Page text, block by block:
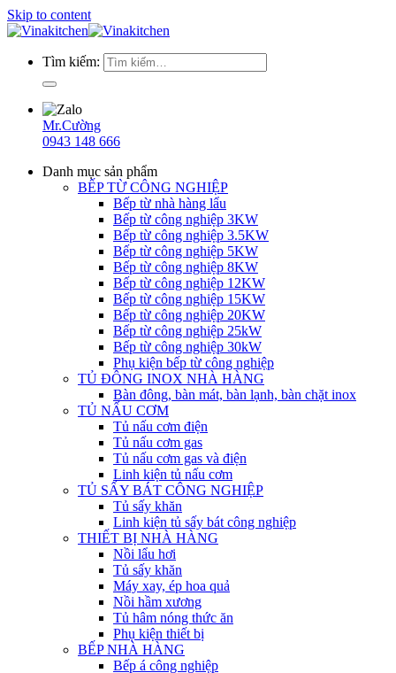
Skip to content
Tìm kiếm:
Mr.Cường
0943 148 666
Danh mục sản phẩm
BẾP TỪ CÔNG NGHIỆP
Bếp từ nhà hàng lẩu
Bếp từ công nghiệp 3KW
Bếp từ công nghiệp 3.5KW
Bếp từ công nghiệp 5KW
Bếp từ công nghiệp 8KW
Bếp từ công nghiệp 12KW
Bếp từ công nghiệp 15KW
Bếp từ công nghiệp 20KW
Bếp từ công nghiệp 25kW
Bếp từ công nghiệp 30kW
Phụ kiện bếp từ công nghiệp
TỦ ĐÔNG INOX NHÀ HÀNG
Bàn đông, bàn mát, bàn lạnh, bàn chặt inox
TỦ NẤU CƠM
Tủ nấu cơm điện
Tủ nấu cơm gas
Tủ nấu cơm gas và điện
Linh kiện tủ nấu cơm
TỦ SẤY BÁT CÔNG NGHIỆP
Tủ sấy khăn
Linh kiện tủ sấy bát công nghiệp
THIẾT BỊ NHÀ HÀNG
Nồi lẩu hơi
Tủ sấy khăn
Máy xay, ép hoa quả
Nồi hầm xương
Tủ hâm nóng thức ăn
Phụ kiện thiết bị
BẾP NHÀ HÀNG
Bếp á công nghiệp